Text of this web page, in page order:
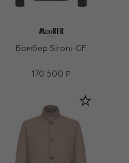
Бомбер Sironi-GF
170 500 ₽